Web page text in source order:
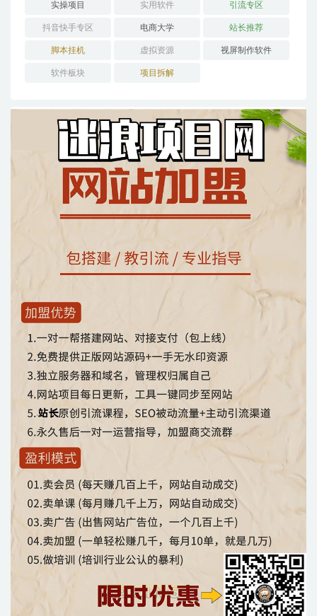
实操项目 实用软件 引流专区
抖音快手专区 电商大学 站长推荐
脚本挂机 虚拟资源 视屏制作软件
软件板块 项目拆解